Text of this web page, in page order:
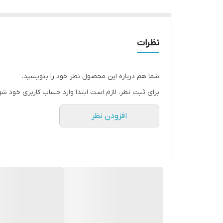
نظرات
شما هم درباره این محصول نظر خود را بنویسید.
برای ثبت نظر، لازم است ابتدا وارد حساب کاربری خود
افزودن نظر